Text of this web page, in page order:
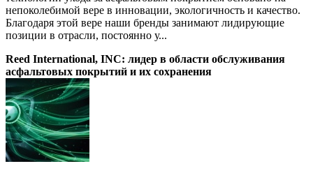
непоколебимой вере в инновации, экологичность и качество.
Благодаря этой вере наши бренды занимают лидирующие
позиции в отрасли, постоянно у...
Reed International, INC: лидер в области обслуживания
асфальтовых покрытий и их сохранения